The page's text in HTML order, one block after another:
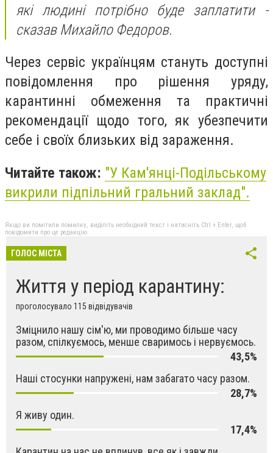
які людині потрібно буде заплатити -
сказав Михайло Федоров.
Через сервіс українцям стануть доступні
повідомлення про рішення уряду,
карантинні обмеження та практичні
рекомендації щодо того, як убезпечити
себе і своїх близьких від зараження.
Читайте також: "У Кам'янці-Подільському
викрили підпільний гральний заклад".
Якщо ви помітили помилку, виділіть необхідний текст і натисніть Ctrl + Enter, щоб
повідомити про це редакцію
ГОЛОС МІСТА
Життя у період карантину:
проголосувало 115 відвідувачів
Зміцнило нашу сім'ю, ми проводимо більше часу
разом, спілкуємось, менше сваримось і нервуємось.
43,5%
Наші стосунки напружені, нам забагато часу разом.
28,7%
Я живу один.
17,4%